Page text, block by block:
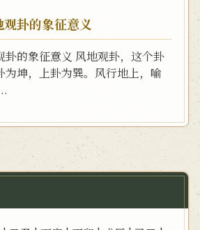
卦的象征意义
卦的象征意义 风地观卦，这个卦
为坤，上卦为巽。风行地上，喻